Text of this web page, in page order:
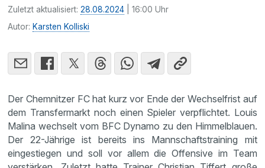
Zuletzt aktualisiert:28.08.2024 | 16:00 Uhr
Autor: Karsten Kolliski
Der Chemnitzer FC hat kurz vor Ende der Wechselfrist auf
dem Transfermarkt noch einen Spieler verpflichtet. Louis
Malina wechselt vom BFC Dynamo zu den Himmelblauen.
Der 22-Jährige ist bereits ins Mannschaftstraining mit
eingestiegen und soll vor allem die Offensive im Team